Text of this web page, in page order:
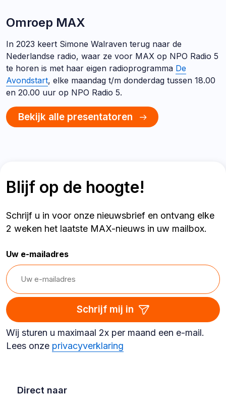
Omroep MAX
In 2023 keert Simone Walraven terug naar de
Nederlandse radio, waar ze voor MAX op NPO Radio 5
te horen is met haar eigen radioprogramma De
Avondstart, elke maandag t/m donderdag tussen 18.00
en 20.00 uur op NPO Radio 5.
Bekijk alle presentatoren
Blijf op de hoogte!
Schrijf u in voor onze nieuwsbrief en ontvang elke
2 weken het laatste MAX-nieuws in uw mailbox.
Uw e-mailadres
Schrijf mij in
Wij sturen u maximaal 2x per maand een e-mail.
Lees onze privacyverklaring
Direct naar